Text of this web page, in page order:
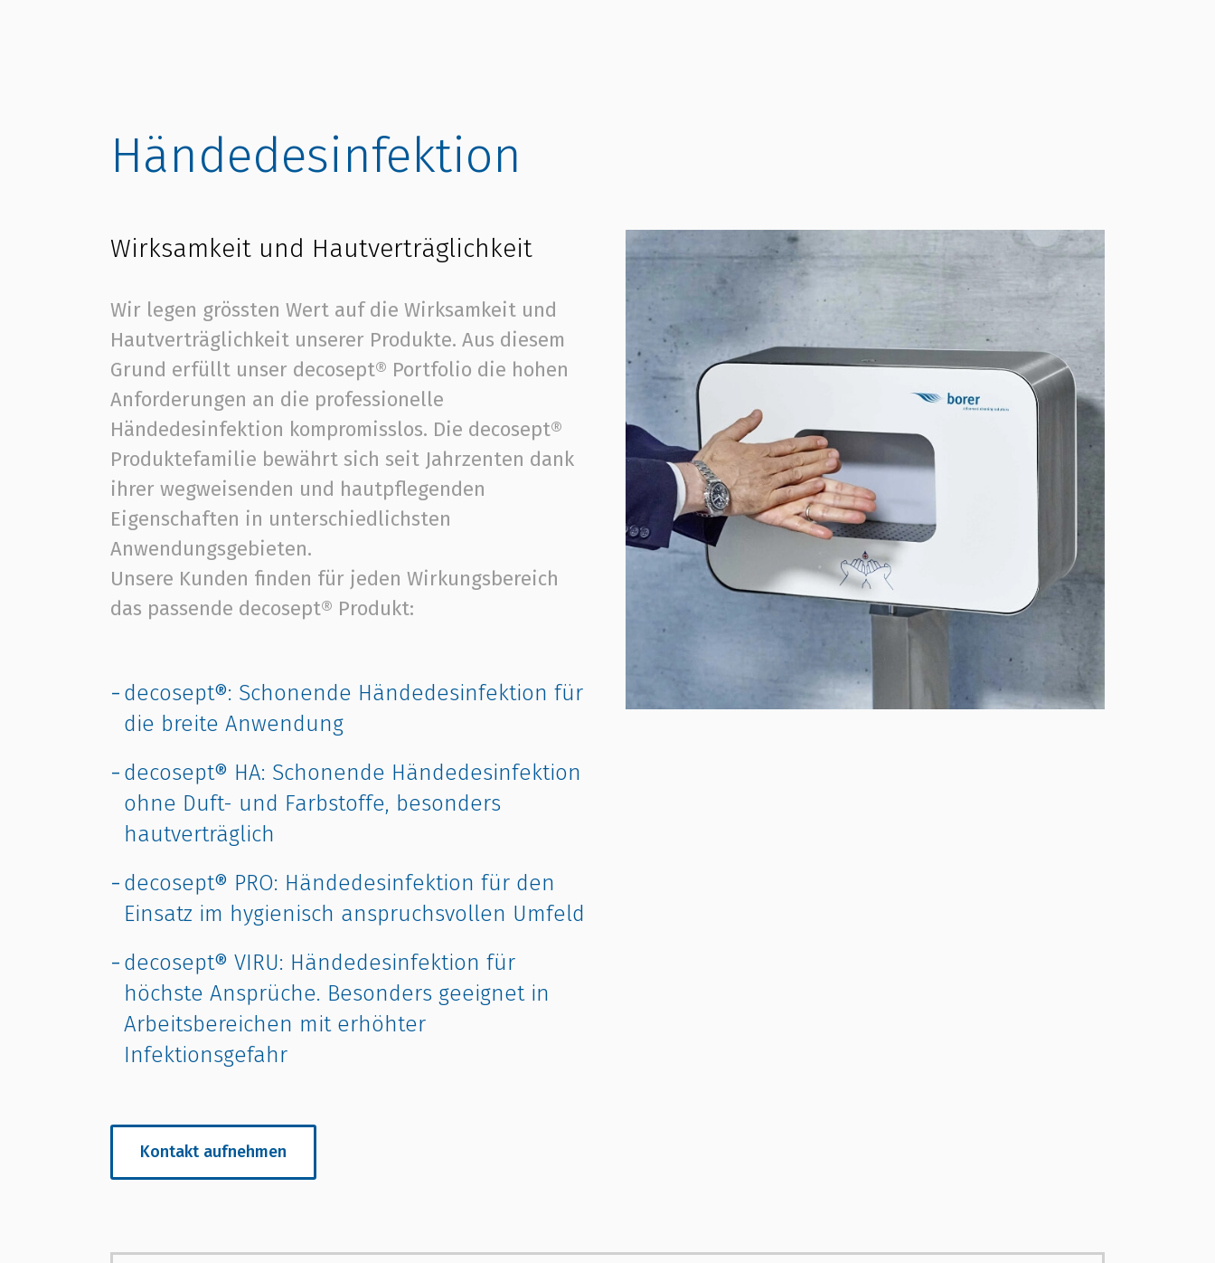
Händedesinfektion
Wirksamkeit und Hautverträglichkeit
Wir legen grössten Wert auf die Wirksamkeit und
Hautverträglichkeit unserer Produkte. Aus diesem
Grund erfüllt unser decosept® Portfolio die hohen
Anforderungen an die professionelle
Händedesinfektion kompromisslos. Die decosept®
Produktefamilie bewährt sich seit Jahrzenten dank
ihrer wegweisenden und hautpflegenden
Eigenschaften in unterschiedlichsten
Anwendungsgebieten.
Unsere Kunden finden für jeden Wirkungsbereich
das passende decosept® Produkt:
decosept®: Schonende Händedesinfektion für
die breite Anwendung
decosept® HA: Schonende Händedesinfektion
ohne Duft- und Farbstoffe, besonders
hautverträglich
decosept® PRO: Händedesinfektion für den
Einsatz im hygienisch anspruchsvollen Umfeld
decosept® VIRU: Händedesinfektion für
höchste Ansprüche. Besonders geeignet in
Arbeitsbereichen mit erhöhter
Infektionsgefahr
Kontakt aufnehmen